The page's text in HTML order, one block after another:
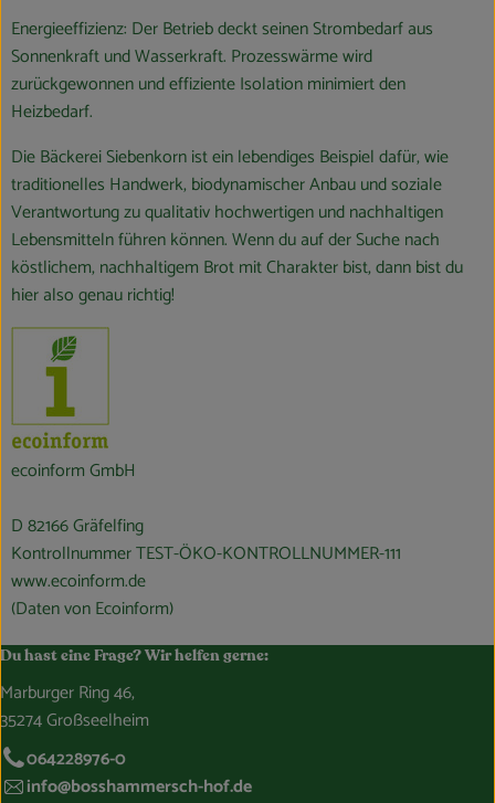
Energieeffizienz: Der Betrieb deckt seinen Strombedarf aus
Sonnenkraft und Wasserkraft. Prozesswärme wird
zurückgewonnen und effiziente Isolation minimiert den
Heizbedarf.
Die Bäckerei Siebenkorn ist ein lebendiges Beispiel dafür, wie
traditionelles Handwerk, biodynamischer Anbau und soziale
Verantwortung zu qualitativ hochwertigen und nachhaltigen
Lebensmitteln führen können. Wenn du auf der Suche nach
köstlichem, nachhaltigem Brot mit Charakter bist, dann bist du
hier also genau richtig!
ecoinform GmbH
D 82166 Gräfelfing
Kontrollnummer TEST-ÖKO-KONTROLLNUMMER-111
www.ecoinform.de
(Daten von Ecoinform)
Du hast eine Frage? Wir helfen gerne:
Marburger Ring 46,
35274 Großseelheim
064228976-0
info@bosshammersch-hof.de